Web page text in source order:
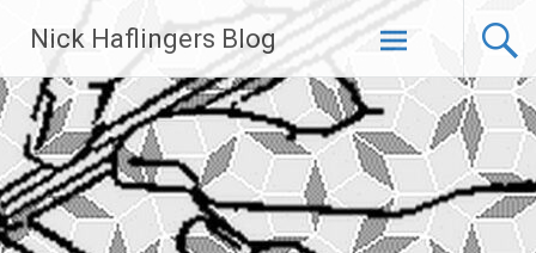
Inhalt
springen
Nick Haflingers Blog